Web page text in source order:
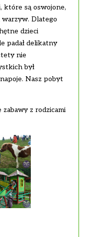
które są oswojone,
warzyw. Dlatego
dzieci
padał delikatny
nie
był
Nasz pobyt
z rodzicami